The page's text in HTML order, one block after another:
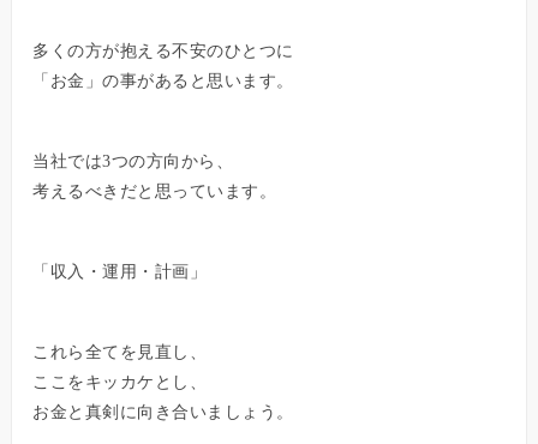
多くの方が抱える不安のひとつに
「お金」の事があると思います。
当社では3つの方向から、
考えるべきだと思っています。
「収入・運用・計画」
これら全てを見直し、
ここをキッカケとし、
お金と真剣に向き合いましょう。